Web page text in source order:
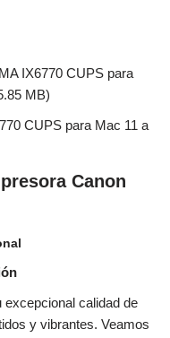
IX6770 CUPS para
MB)
CUPS para Mac 11 a
Canon
excepcional calidad de
y vibrantes. Veamos